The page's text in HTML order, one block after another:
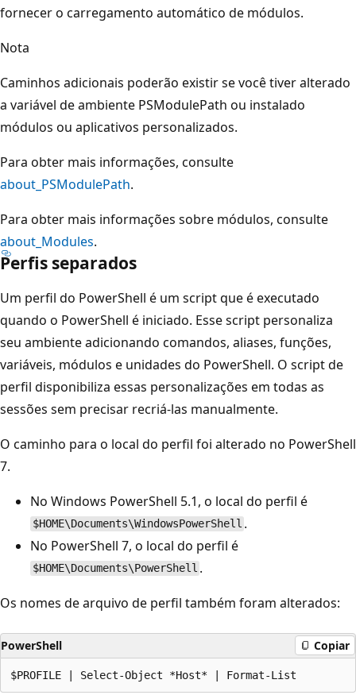
fornecer o carregamento automático de módulos.
Nota
Caminhos adicionais poderão existir se você tiver alterado
a variável de ambiente PSModulePath ou instalado
módulos ou aplicativos personalizados.
Para obter mais informações, consulte
about_PSModulePath.
Para obter mais informações sobre módulos, consulte
about_Modules.
Perfis separados
Um perfil do PowerShell é um script que é executado
quando o PowerShell é iniciado. Esse script personaliza
seu ambiente adicionando comandos, aliases, funções,
variáveis, módulos e unidades do PowerShell. O script de
perfil disponibiliza essas personalizações em todas as
sessões sem precisar recriá-las manualmente.
O caminho para o local do perfil foi alterado no PowerShell
7.
No Windows PowerShell 5.1, o local do perfil é
$HOME\Documents\WindowsPowerShell .
No PowerShell 7, o local do perfil é
$HOME\Documents\PowerShell .
Os nomes de arquivo de perfil também foram alterados:
PowerShell Copiar